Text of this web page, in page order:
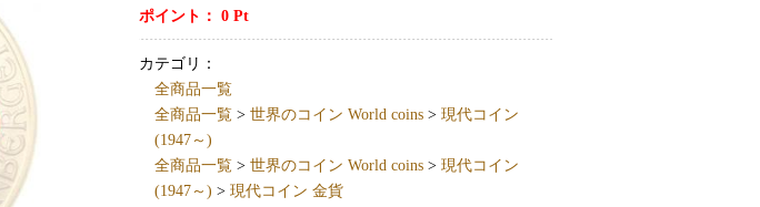
ポイント： 0Pt
カテゴリ：
全商品一覧
全商品一覧> 世界のコイン World coins> 現代コイン
(1947～)
全商品一覧> 世界のコイン World coins> 現代コイン
(1947～) > 現代コイン 金貨